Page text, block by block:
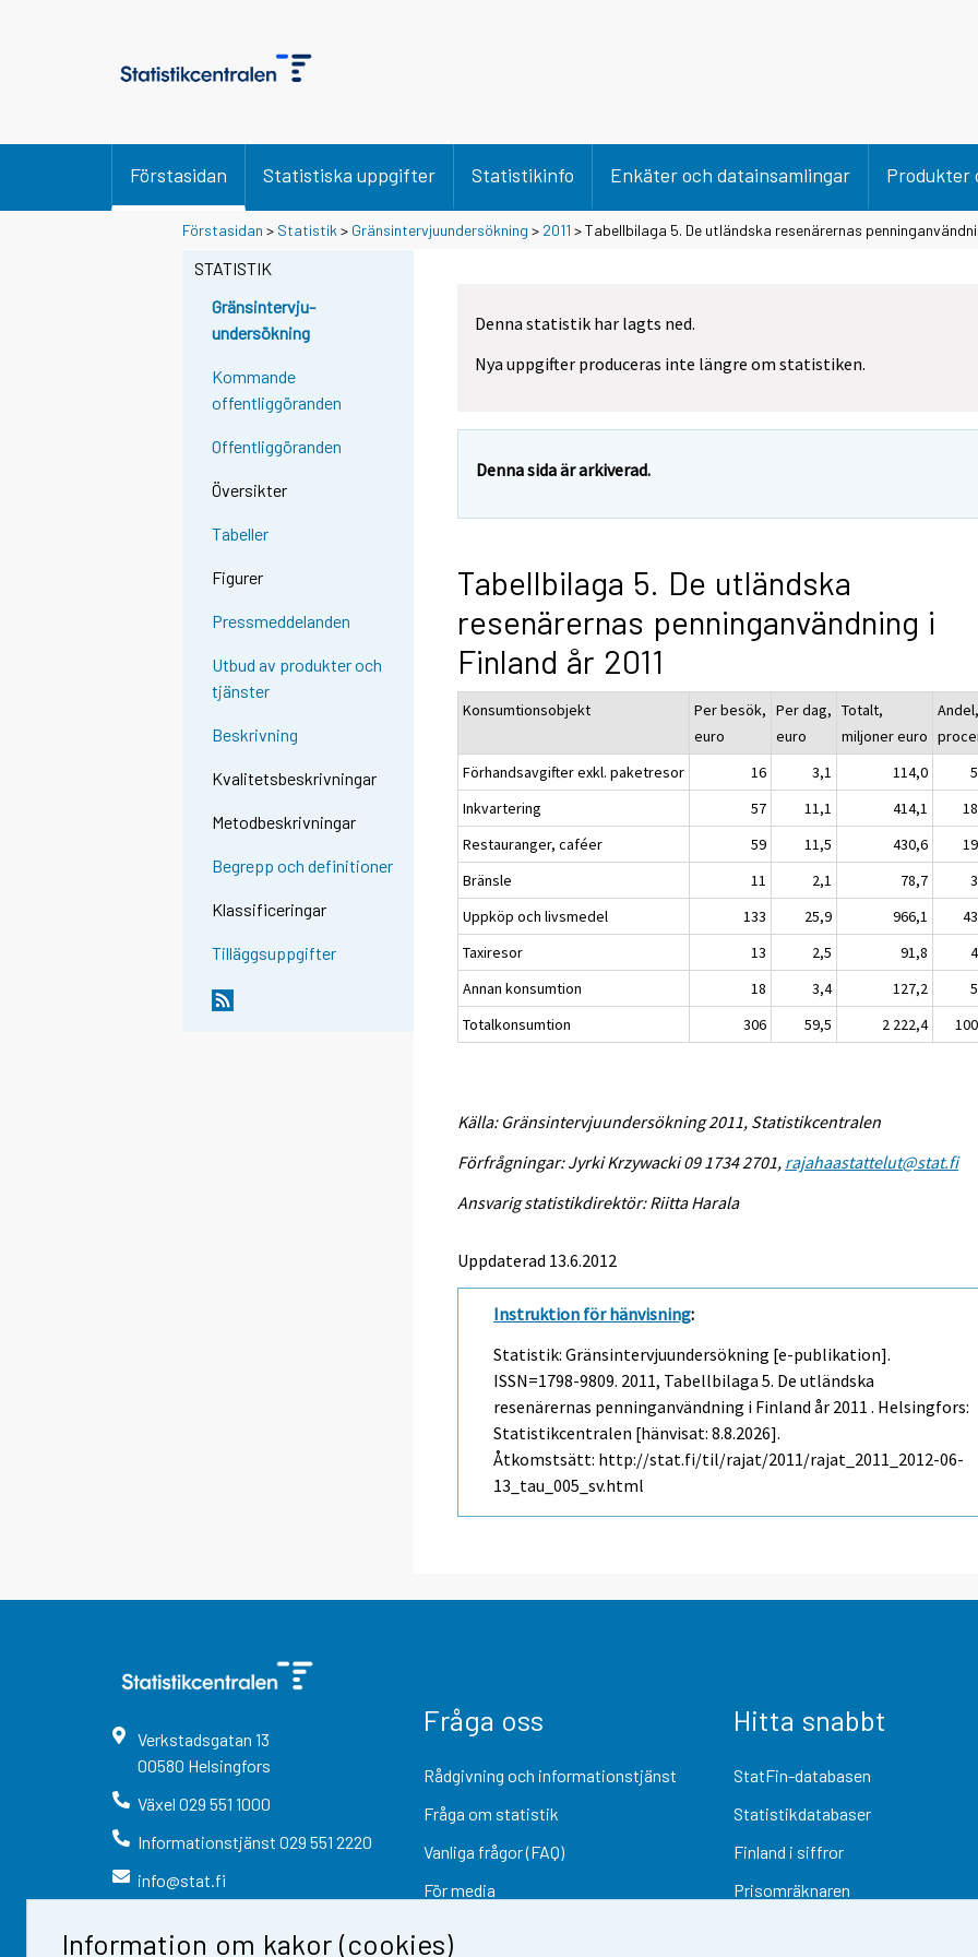
Information om kakor (cookies)
Förstasidan Statistiska uppgifter Statistikinfo Enkäter och datainsamlingar Produkter
Förstasidan > Statistik > Gränsintervjuundersökning > 2011 > Tabellbilaga 5. De utländska resenärernas
STATISTIK
Gränsintervju-
undersökning
Kommande
offentliggöranden
Offentliggöranden
Översikter
Tabeller
Figurer
Pressmeddelanden
Utbud av produkter och
tjänster
Beskrivning
Kvalitetsbeskrivningar
Metodbeskrivningar
Begrepp och definitioner
Klassificeringar
Tilläggsuppgifter
Denna statistik har lagts ned.
Nya uppgifter produceras inte längre om statistiken.
Denna sida är arkiverad.
Tabellbilaga 5. De utländska
resenärernas penninganvändning i
Finland år 2011
Konsumtionsobjekt
Per besök,
euro
Per dag,
euro
Totalt,
miljoner euro
Andel,
Förhandsavgifter exkl. paketresor
16 3,1 114,0
Inkvartering
57 11,1 414,1
Restauranger, caféer
59 11,5 430,6
Bränsle
11 2,1 78,7
Uppköp och livsmedel
133 25,9 966,1
Taxiresor
13 2,5 91,8
Annan konsumtion
18 3,4 127,2
Totalkonsumtion
306 59,5 2 222,4
Källa: Gränsintervjuundersökning 2011, Statistikcentralen
Förfrågningar: Jyrki Krzywacki 09 1734 2701, rajahaastattelut@stat.fi
Ansvarig statistikdirektör: Riitta Harala
Uppdaterad 13.6.2012
Instruktion för hänvisning:
Statistik: Gränsintervjuundersökning [e-publikation].
ISSN=1798-9809. 2011, Tabellbilaga 5. De utländska
resenärernas penninganvändning i Finland år 2011 . Helsingfors:
Statistikcentralen [hänvisat: 8.8.2026].
Åtkomstsätt: http://stat.fi/til/rajat/2011/rajat_2011_2012-06-
13_tau_005_sv.html
Verkstadsgatan 13
00580 Helsingfors
Växel 029 551 1000
Informationstjänst 029 551 2220
info@stat.fi
Fråga oss
Rådgivning och informationstjänst
Fråga om statistik
Vanliga frågor (FAQ)
För media
Hitta snabbt
StatFin-databasen
Statistikdatabaser
Finland i siffror
Prisomräknaren